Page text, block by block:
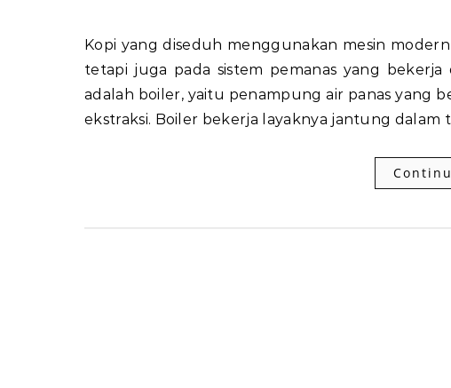
Kopi yang diseduh menggunakan mesin modern tidak hanya bergantung pada biji yang berkualitas,
tetapi juga pada sistem pemanas yang
adalah boiler, yaitu penampung air panas yang
ekstraksi. Boiler bekerja layaknya jantung dalam